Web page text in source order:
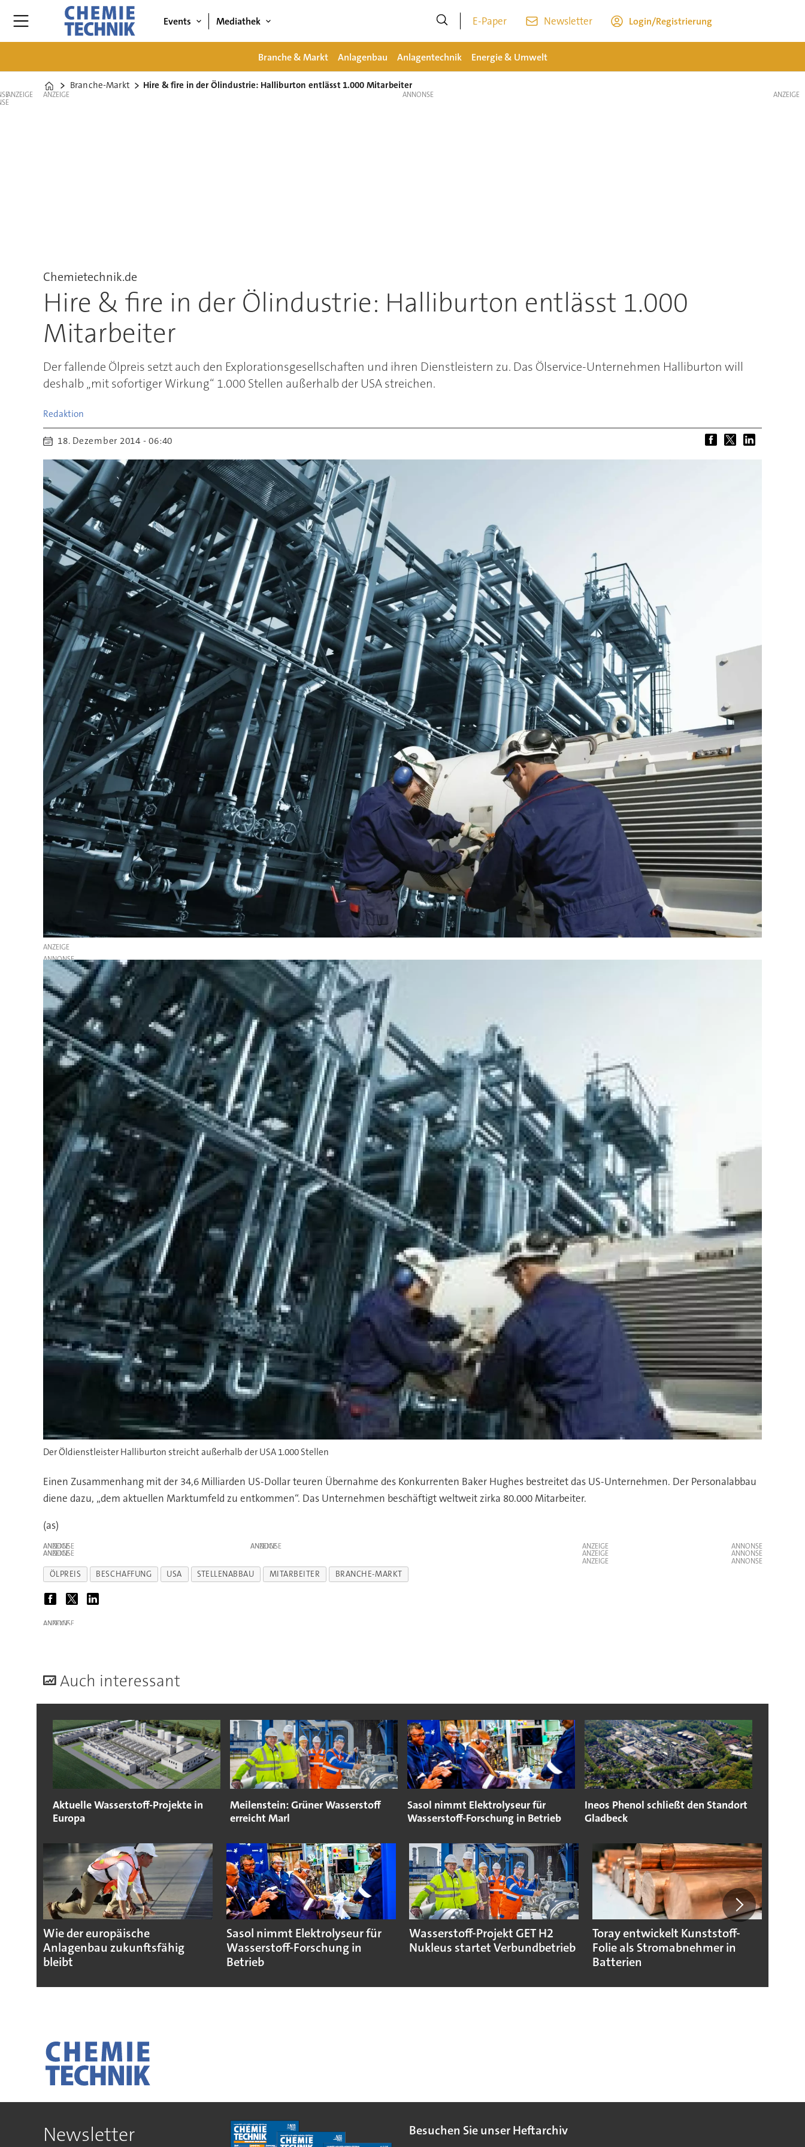
Events Mediathek E-Paper Newsletter Login/Registrierung
Branche & Markt Anlagenbau Anlagentechnik Energie & Umwelt
Home
Branche-Markt Hire & fire in der Ölindustrie: Halliburton entlässt 1.000 Mitarbeiter
ANZEIGE ANZEIGE
Chemietechnik.de
Hire & fire in der Ölindustrie: Halliburton entlässt 1.000
Mitarbeiter
Der fallende Ölpreis setzt auch den Explorationsgesellschaften und ihren Dienstleistern zu. Das Ölservice-Unternehmen Halliburton will
deshalb „mit sofortiger Wirkung“ 1.000 Stellen außerhalb der USA streichen.
Redaktion
18. Dezember 2014 - 06:40
ANZEIGE
Der Öldienstleister Halliburton streicht außerhalb der USA 1.000 Stellen
Einen Zusammenhang mit der 34,6 Milliarden US-Dollar teuren Übernahme des Konkurrenten Baker Hughes bestreitet das US-Unternehmen. Der Personalabbau
diene dazu, „dem aktuellen Marktumfeld zu entkommen“. Das Unternehmen beschäftigt weltweit zirka 80.000 Mitarbeiter.
(as)
ANZEIGE ANZEIGE
ANZEIGE
ANZEIGE
ANZEIGE
ANZEIGE
ÖLPREIS BESCHAFFUNG USA STELLENABBAU MITARBEITER BRANCHE-MARKT
ANZEIGE
Auch interessant
Aktuelle Wasserstoff-Projekte in
Europa
Meilenstein: Grüner Wasserstoff
erreicht Marl
Sasol nimmt Elektrolyseur für
Wasserstoff-Forschung in Betrieb
Ineos Phenol schließt den Standort
Gladbeck
Wie der europäische
Anlagenbau zukunftsfähig
bleibt
Sasol nimmt Elektrolyseur für
Wasserstoff-Forschung in
Betrieb
Wasserstoff-Projekt GET H2
Nukleus startet Verbundbetrieb
Toray entwickelt Kunststoff-
Folie als Stromabnehmer in
Batterien
ANZEIGE
Newsletter Besuchen Sie unser Heftarchiv